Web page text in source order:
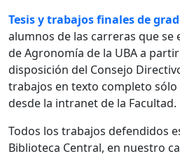
Tesis y trabajos finales de
alumnos de las carreras que se
de Agronomía de la UBA a
disposición del Consejo
trabajos en texto completo sólo
desde la intranet de la Facultad.
Todos los trabajos defendidos
Biblioteca Central, en nuestro